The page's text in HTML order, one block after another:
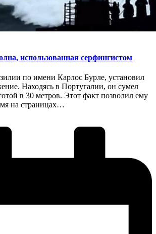
использованная серфингистом
по имени Карлос Бурле, установил
Находясь в Португалии, он сумел
в 30 метров. Этот факт позволил ему
на страницах…